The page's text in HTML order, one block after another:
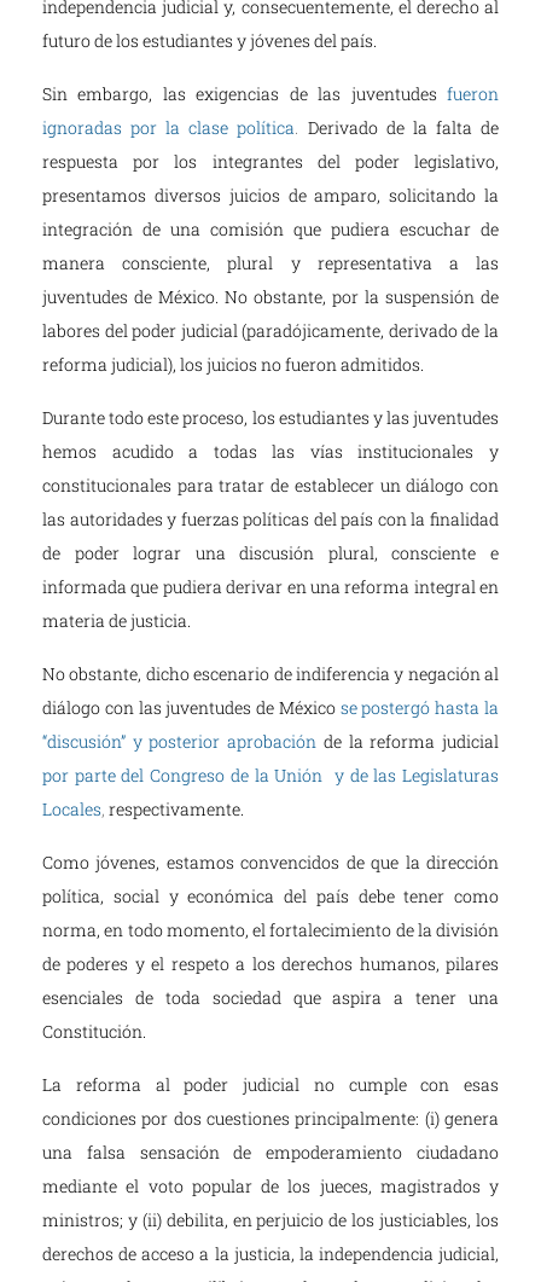
independencia judicial y, consecuentemente, el derecho al
futuro de los estudiantes y jóvenes del país.
Sin embargo, las exigencias de las juventudes fueron
ignoradas por la clase política. Derivado de la falta de
respuesta por los integrantes del poder legislativo,
presentamos diversos juicios de amparo, solicitando la
integración de una comisión que pudiera escuchar de
manera consciente, plural y representativa a las
juventudes de México. No obstante, por la suspensión de
labores del poder judicial (paradójicamente, derivado de la
reforma judicial), los juicios no fueron admitidos.
Durante todo este proceso, los estudiantes y las juventudes
hemos acudido a todas las vías institucionales y
constitucionales para tratar de establecer un diálogo con
las autoridades y fuerzas políticas del país con la finalidad
de poder lograr una discusión plural, consciente e
informada que pudiera derivar en una reforma integral en
materia de justicia.
No obstante, dicho escenario de indiferencia y negación al
diálogo con las juventudes de México se postergó hasta la
“discusión” y posterior aprobación de la reforma judicial
por parte del Congreso de la Unión y de las Legislaturas
Locales, respectivamente.
Como jóvenes, estamos convencidos de que la dirección
política, social y económica del país debe tener como
norma, en todo momento, el fortalecimiento de la división
de poderes y el respeto a los derechos humanos, pilares
esenciales de toda sociedad que aspira a tener una
Constitución.
La reforma al poder judicial no cumple con esas
condiciones por dos cuestiones principalmente: (i) genera
una falsa sensación de empoderamiento ciudadano
mediante el voto popular de los jueces, magistrados y
ministros; y (ii) debilita, en perjuicio de los justiciables, los
derechos de acceso a la justicia, la independencia judicial,